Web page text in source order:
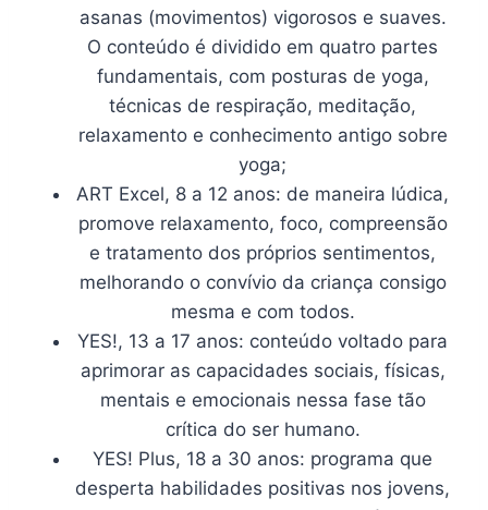
asanas (movimentos) vigorosos e suaves.
O conteúdo é dividido em quatro partes
fundamentais, com posturas de yoga,
técnicas de respiração, meditação,
relaxamento e conhecimento antigo sobre
yoga;
ART Excel, 8 a 12 anos: de maneira lúdica,
promove relaxamento, foco, compreensão
e tratamento dos próprios sentimentos,
melhorando o convívio da criança consigo
mesma e com todos.
YES!, 13 a 17 anos: conteúdo voltado para
aprimorar as capacidades sociais, físicas,
mentais e emocionais nessa fase tão
crítica do ser humano.
YES! Plus, 18 a 30 anos: programa que
desperta habilidades positivas nos jovens,